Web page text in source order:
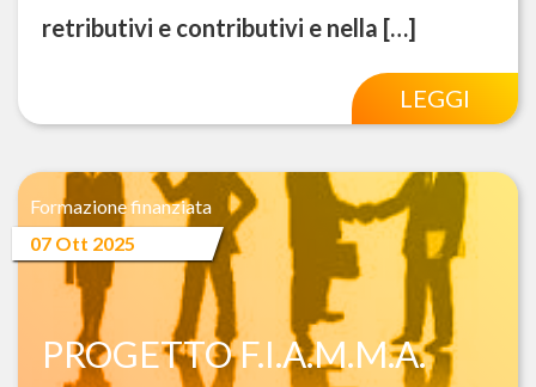
retributivi e contributivi e nella […]
LEGGI
Formazione finanziata
07 Ott 2025
PROGETTO F.I.A.M.M.A.